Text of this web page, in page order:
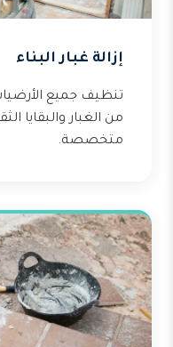
إزالة غبار البناء
تنظيف جميع
من الغبار والبقايا
متخصصة.